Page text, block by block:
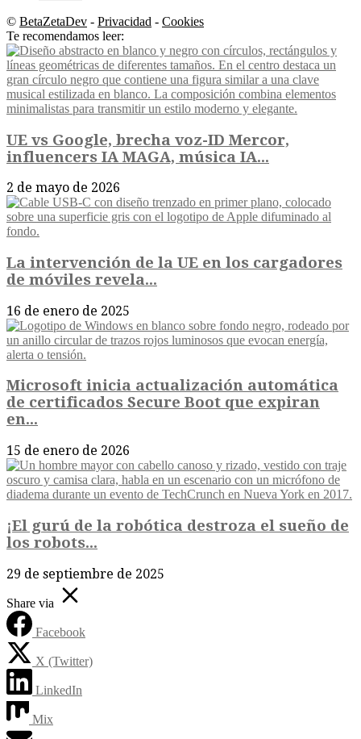
© BetaZetaDev - Privacidad - Cookies
Te recomendamos leer:
UE vs Google, brecha voz-ID Mercor,
influencers IA MAGA, música IA...
2 de mayo de 2026
La intervención de la UE en los cargadores
de móviles revela...
16 de enero de 2025
Microsoft inicia actualización automática
de certificados Secure Boot que expiran
en...
15 de enero de 2026
¡El gurú de la robótica destroza el sueño de
los robots...
29 de septiembre de 2025
Share via
Facebook
X (Twitter)
LinkedIn
Mix